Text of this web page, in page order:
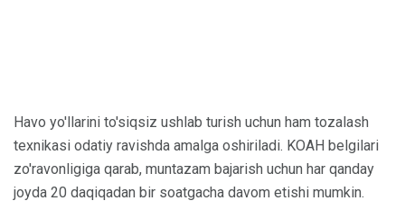
Havo yo'llarini to'siqsiz ushlab turish uchun ham tozalash
texnikasi odatiy ravishda amalga oshiriladi. KOAH belgilari
zo'ravonligiga qarab, muntazam bajarish uchun har qanday
joyda 20 daqiqadan bir soatgacha davom etishi mumkin.